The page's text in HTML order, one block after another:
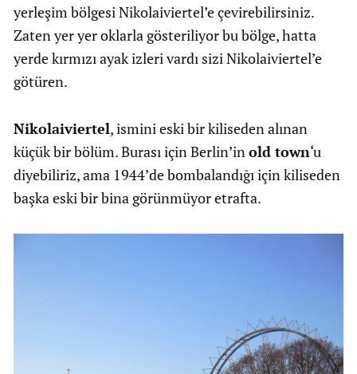
yerleşim bölgesi Nikolaiviertel’e çevirebilirsiniz.
Zaten yer yer oklarla gösteriliyor bu bölge, hatta
yerde kırmızı ayak izleri vardı sizi Nikolaiviertel’e
götüren.
Nikolaiviertel, ismini eski bir kiliseden alınan
küçük bir bölüm. Burası için Berlin’inold town‘u
diyebiliriz, ama 1944’de bombalandığı için kiliseden
başka eski bir bina görünmüyor etrafta.